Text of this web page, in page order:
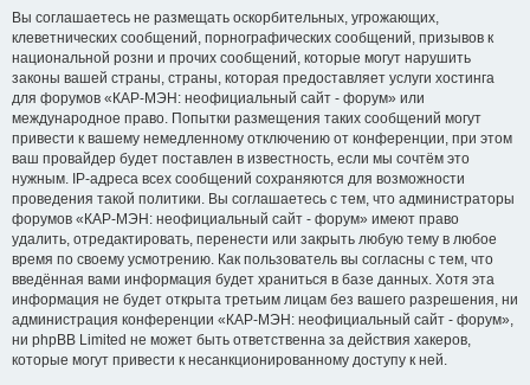
Вы соглашаетесь не размещать оскорбительных, угрожающих,
клеветнических сообщений, порнографических сообщений, призывов к
национальной розни и прочих сообщений, которые могут нарушить
законы вашей страны, страны, которая предоставляет услуги хостинга
для форумов «КАР-МЭН: неофициальный сайт - форум» или
международное право. Попытки размещения таких сообщений могут
привести к вашему немедленному отключению от конференции, при этом
ваш провайдер будет поставлен в известность, если мы сочтём это
нужным. IP-адреса всех сообщений сохраняются для возможности
проведения такой политики. Вы соглашаетесь с тем, что администраторы
форумов «КАР-МЭН: неофициальный сайт - форум» имеют право
удалить, отредактировать, перенести или закрыть любую тему в любое
время по своему усмотрению. Как пользователь вы согласны с тем, что
введённая вами информация будет храниться в базе данных. Хотя эта
информация не будет открыта третьим лицам без вашего разрешения, ни
администрация конференции «КАР-МЭН: неофициальный сайт - форум»,
ни phpBB Limited не может быть ответственна за действия хакеров,
которые могут привести к несанкционированному доступу к ней.